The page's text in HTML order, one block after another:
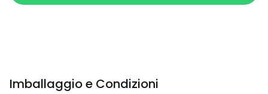
Imballaggio e Condizioni